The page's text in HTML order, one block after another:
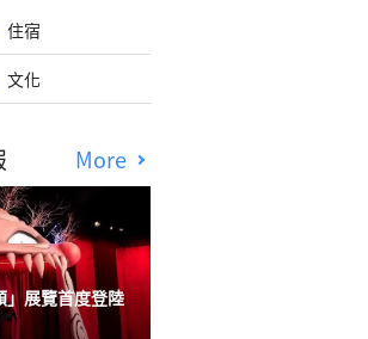
住宿
文化
More
」展覽首度登陸